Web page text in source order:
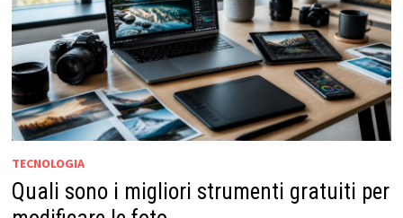
TECNOLOGIA
Quali sono i migliori strumenti gratuiti per